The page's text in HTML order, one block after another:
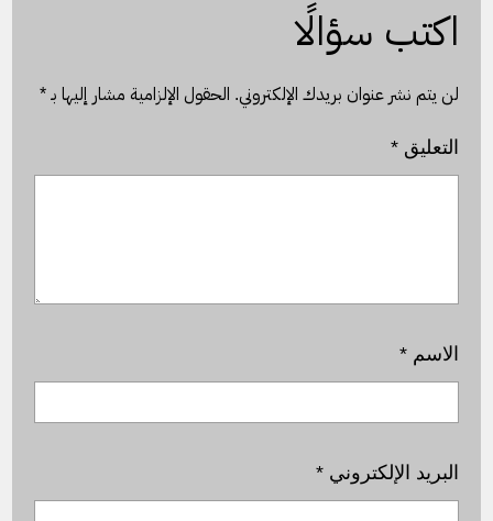
اكتب سؤالًا
لن يتم نشر عنوان بريدك الإلكتروني. الحقول الإلزامية مشار إليها بـ*
التعليق*
الاسم*
البريد الإلكتروني*